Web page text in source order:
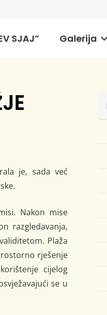
SJAJ” Galerija
je, sada već
Nakon mise
razgledavanja,
Plaža
rješenje
cijelog
se u